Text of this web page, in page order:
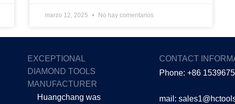
marzo 12, 2025 No hay comentarios
EXCEPTIONAL
DIAMOND TOOLS
MANUFACTURER
Huangchang was
CONTACT
Phone: +86
mail: